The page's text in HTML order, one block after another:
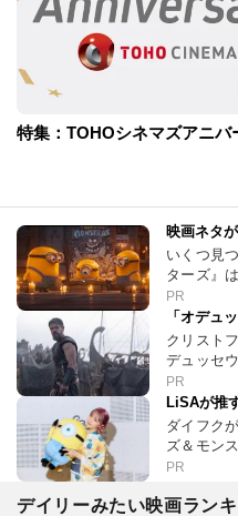
特集：TOHOシネマズアニバ
映画ネタ
いくつ見
ターズ』
PR
「オデュ
クリスト
デュッセ
PR
LiSAが推
ダイフク
ズ＆モン
PR
デイリーみたい映画ラン